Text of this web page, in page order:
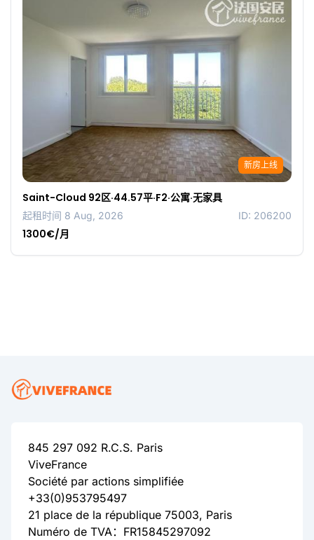
新房上线
Saint-Cloud 92区·44.57平·F2·公寓·无家具
起租时间 8 Aug, 2026 ID: 206200
1300€/月
845 297 092 R.C.S. Paris
ViveFrance
Société par actions simplifiée
+33(0)953795497
21 place de la république 75003, Paris
Numéro de TVA：FR15845297092